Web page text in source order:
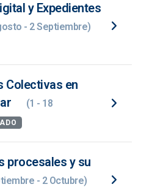
y Expedientes
- 2 Septiembre)
Colectivas en
(1 - 18
procesales y su
- 2 Octubre)